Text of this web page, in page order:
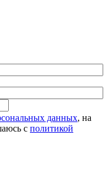
данных, на
с политикой